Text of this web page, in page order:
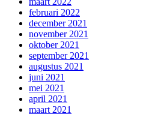
februari 2022
december 2021
november 2021
oktober 2021
september 2021
augustus 2021
juni 2021
mei 2021
april 2021
maart 2021